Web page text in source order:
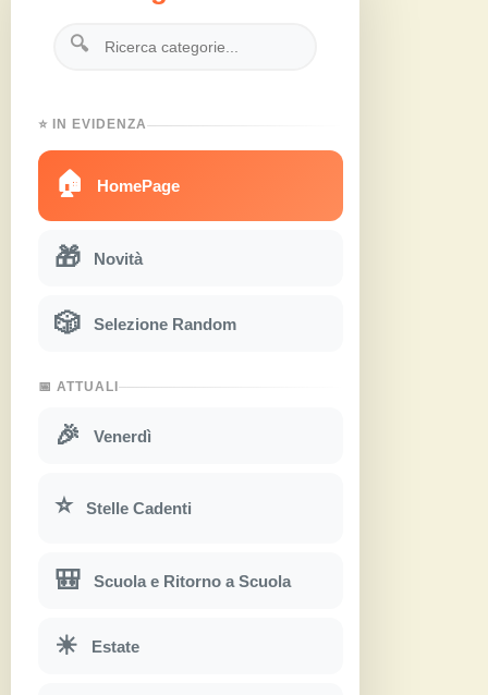
🔍
⭐ IN EVIDENZA
🏠 HomePage
🎁 Novità
🎲 Selezione Random
📅 ATTUALI
🎉 Venerdì
⭐ Stelle Cadenti
🎒 Scuola e Ritorno a Scuola
☀ Estate